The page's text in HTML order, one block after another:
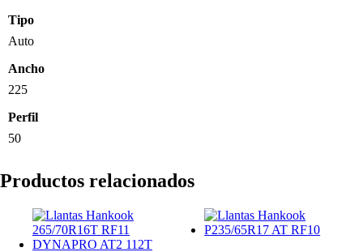
Tipo
Auto
Ancho
225
Perfil
50
Productos relacionados